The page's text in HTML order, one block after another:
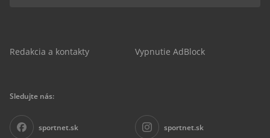
Redakcia a kontakty Vypnutie AdBlock
Sledujte nás:
sportnet.sk sportnet.sk